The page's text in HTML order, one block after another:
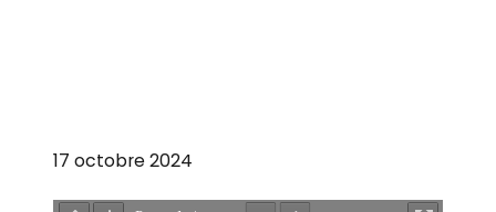
17 octobre 2024